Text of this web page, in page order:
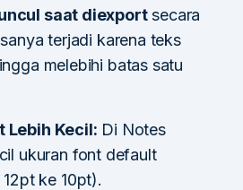
saat diexportsecara
terjadi karena teks
melebihi batas satu
Lebih Kecil: Di Notes
ukuran font default
ke 10pt).